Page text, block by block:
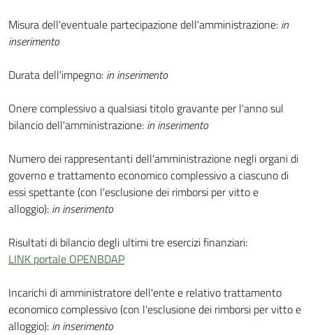
Misura dell'eventuale partecipazione dell'amministrazione: in
inserimento
Durata dell'impegno: in inserimento
Onere complessivo a qualsiasi titolo gravante per l'anno sul
bilancio dell'amministrazione: in inserimento
Numero dei rappresentanti dell'amministrazione negli organi di
governo e trattamento economico complessivo a ciascuno di
essi spettante (con l'esclusione dei rimborsi per vitto e
alloggio): in inserimento
Risultati di bilancio degli ultimi tre esercizi finanziari:
LINK portale OPENBDAP
Incarichi di amministratore dell'ente e relativo trattamento
economico complessivo (con l'esclusione dei rimborsi per vitto e
alloggio): in inserimento